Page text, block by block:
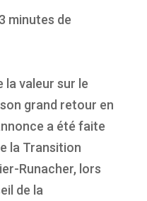
de
la valeur sur le
grand retour en
a été faite
la Transition
Runacher, lors
de la